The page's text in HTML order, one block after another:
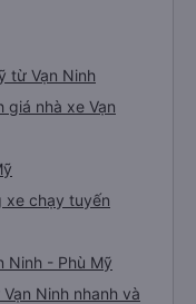
từ Vạn Ninh
giá nhà xe Vạn
xe chạy tuyến
Ninh - Phù Mỹ
Ninh nhanh và